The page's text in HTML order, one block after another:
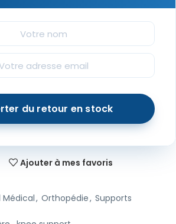
Ajouter à mes favoris
Médical, Orthopédie, Supports